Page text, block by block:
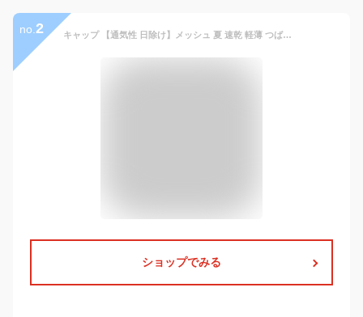
no. 2 キャップ 【通気性 日除け】メッシュ 夏 速乾 軽薄 つば長 UVカット 紫外線対応 ランニング ジョギング 山登り 釣り ゴルフ 運転などに 男女兼用 調整可能 (グレー)
ショップでみる